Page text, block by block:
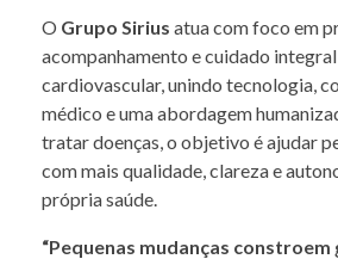
O Grupo Sirius atua com foco em
acompanhamento e cuidado
cardiovascular, unindo tecnologia,
médico e uma abordagem
tratar doenças, o objetivo é ajudar
com mais qualidade, clareza e
própria saúde.
“Pequenas mudanças constroem